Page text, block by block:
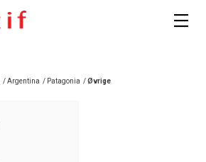
/Argentina / Patagonia /Øvrige